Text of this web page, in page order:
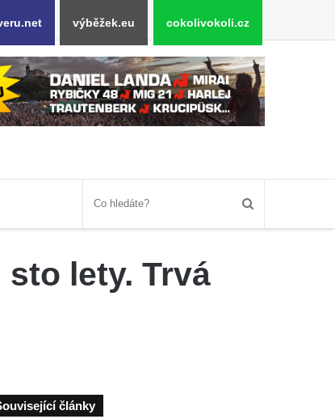
výběžek.eu cokolivokoli.cz
lety. Trvá
články